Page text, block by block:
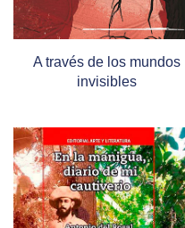
A través de los mundos
invisibles